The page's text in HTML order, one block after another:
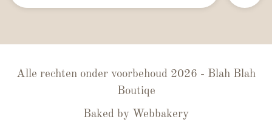
Alle rechten onder voorbehoud 2026 - Blah Blah
Boutiqe
Baked by Webbakery